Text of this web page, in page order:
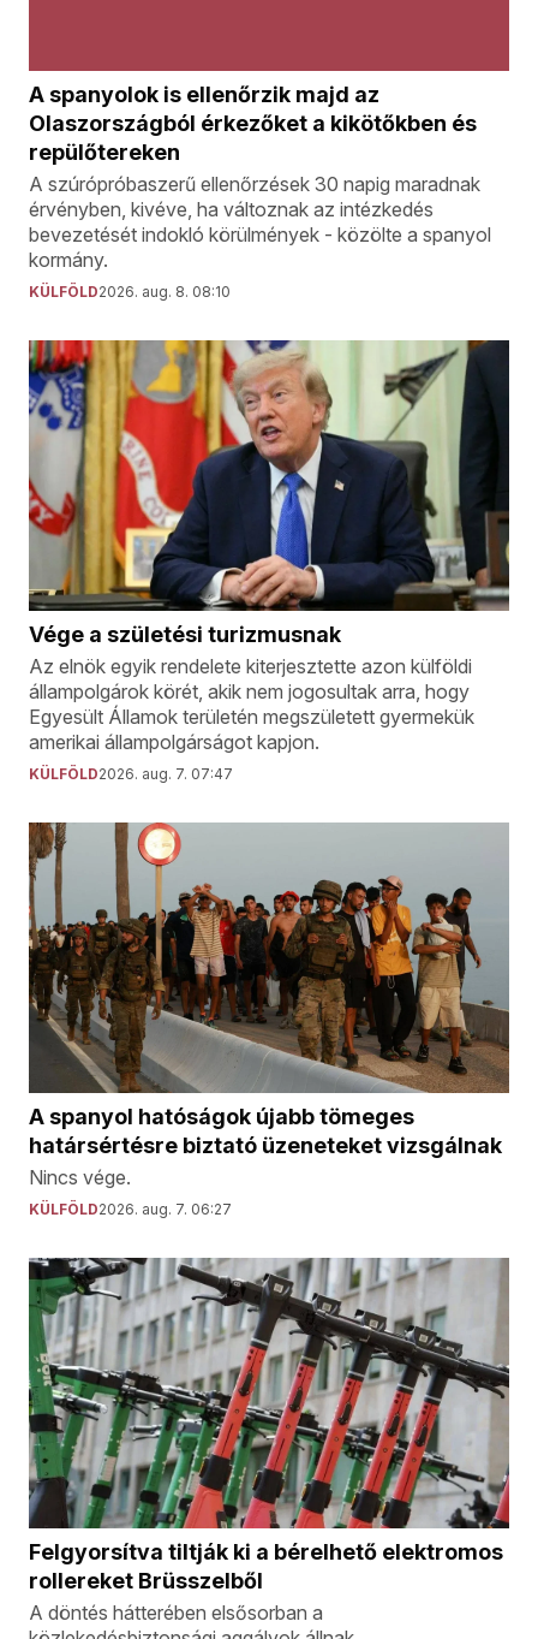
A spanyolok is ellenőrzik majd az
Olaszországból érkezőket a kikötőkben és
repülőtereken
A szúrópróbaszerű ellenőrzések 30 napig maradnak
érvényben, kivéve, ha változnak az intézkedés
bevezetését indokló körülmények - közölte a spanyol
kormány.
KÜLFÖLD2026. aug. 8. 08:10
Vége a születési turizmusnak
Az elnök egyik rendelete kiterjesztette azon külföldi
állampolgárok körét, akik nem jogosultak arra, hogy
Egyesült Államok területén megszületett gyermekük
amerikai állampolgárságot kapjon.
KÜLFÖLD2026. aug. 7. 07:47
A spanyol hatóságok újabb tömeges
határsértésre biztató üzeneteket vizsgálnak
Nincs vége.
KÜLFÖLD2026. aug. 7. 06:27
Felgyorsítva tiltják ki a bérelhető elektromos
rollereket Brüsszelből
A döntés hátterében elsősorban a